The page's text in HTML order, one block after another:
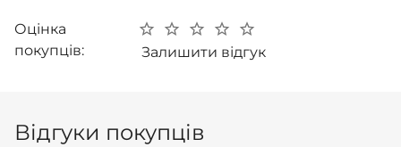
Оцінка
покупців:
Залишити відгук
Відгуки покупців